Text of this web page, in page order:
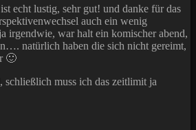
echt lustig, sehr gut! und danke für das
auch ein wenig
irgendwie, war halt ein komischer abend,
natürlich haben die sich nicht gereimt,
🙂
schließlich muss ich das zeitlimit ja